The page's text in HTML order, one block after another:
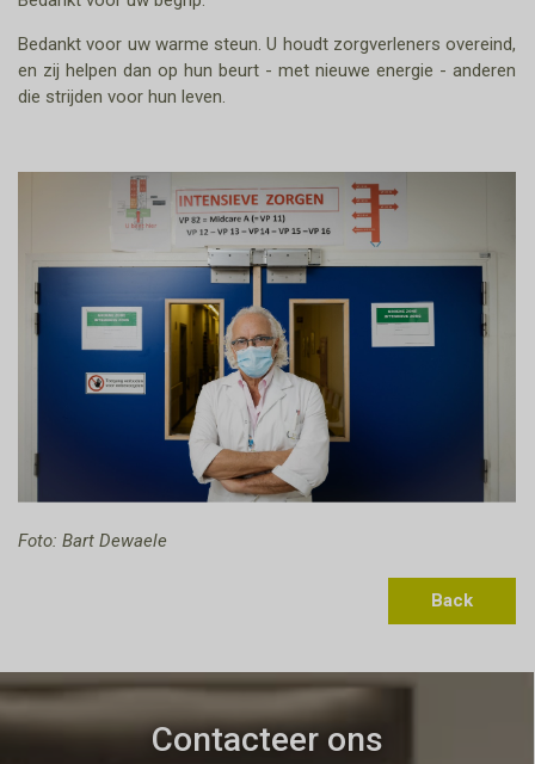
Bedankt voor uw warme steun. U houdt zorgverleners overeind,
en zij helpen dan op hun beurt - met nieuwe energie - anderen
die strijden voor hun leven.
Foto: Bart Dewaele
Back
Contacteer ons